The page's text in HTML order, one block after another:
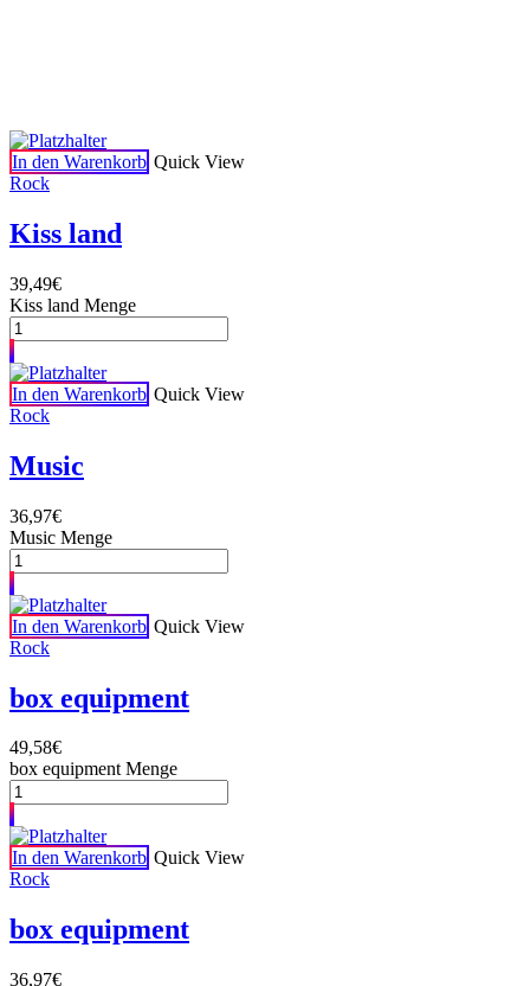
In den Warenkorb Quick View
Rock
Kiss land
39,49€
Kiss land Menge
In den Warenkorb Quick View
Rock
Music
36,97€
Music Menge
In den Warenkorb Quick View
Rock
box equipment
49,58€
box equipment Menge
In den Warenkorb Quick View
Rock
box equipment
36,97€